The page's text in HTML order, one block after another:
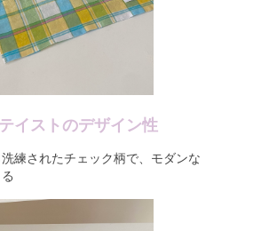
イストのデザイン性
練されたチェック柄で、モダンな